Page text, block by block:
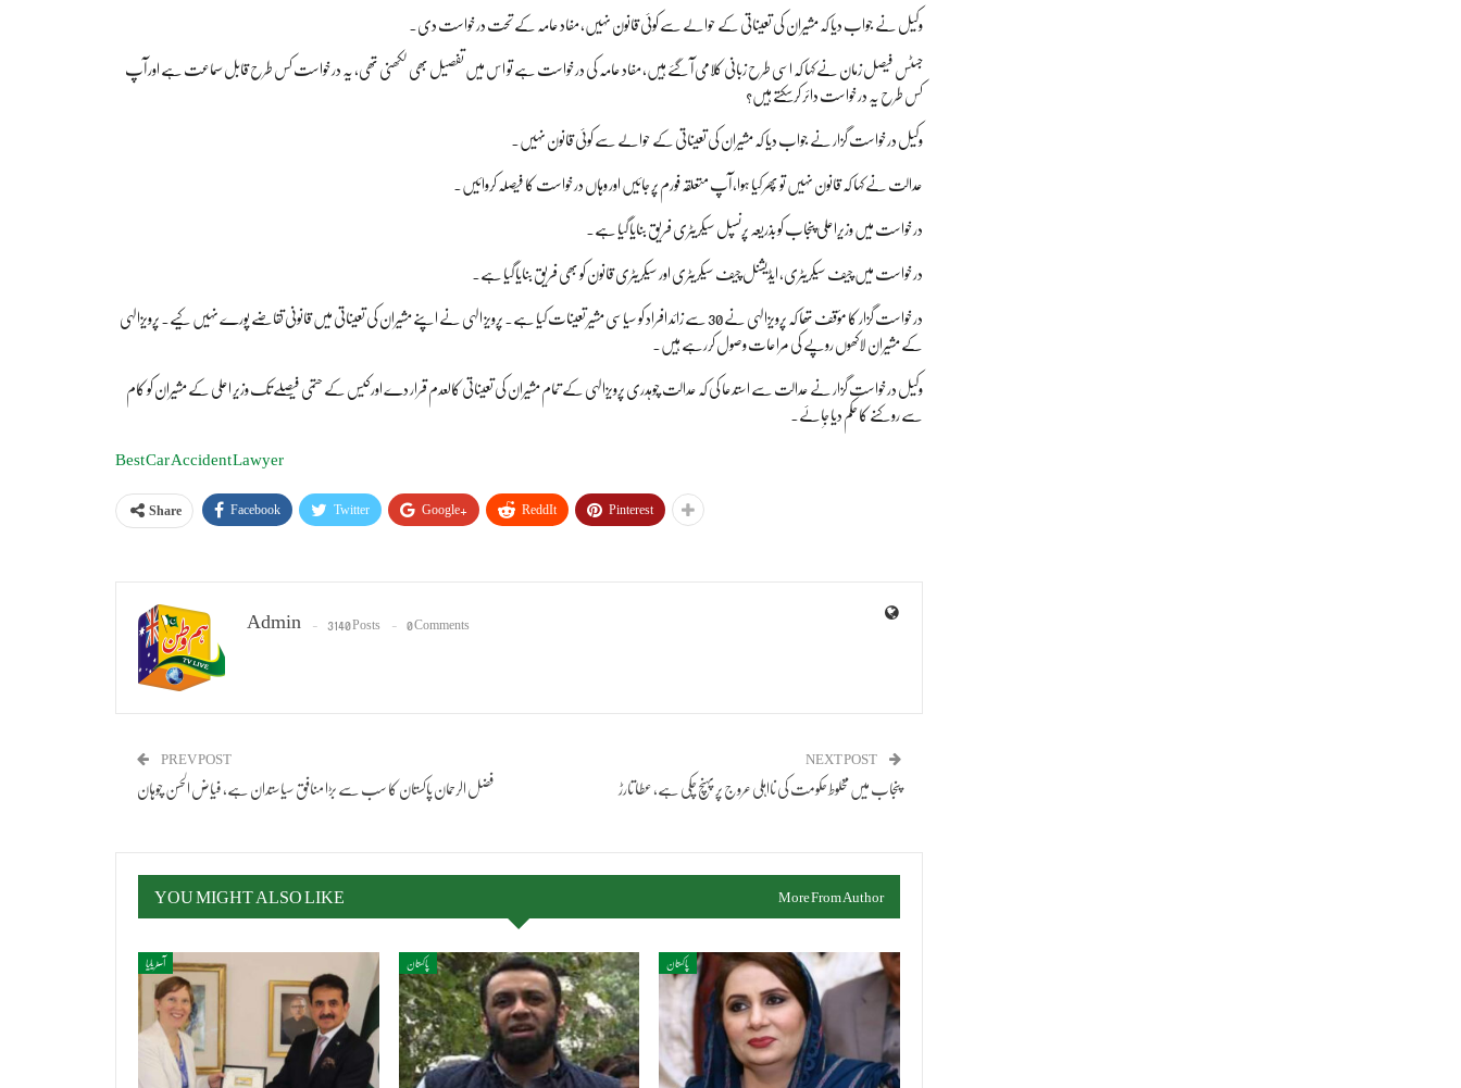
وکیل نے جواب دیا کہ مشیران کی تعیناتی کے حوالے سے کوئی قانون نہیں، مفاد عامہ کے تحت درخواست دی۔
جسٹس فیصل زمان نے کہا کہ اسی طرح زبانی کلامی آ گئے ہیں، مفاد عامہ کی درخواست ہے تو اس میں تفصیل بھی لکھنی تھی، یہ درخواست کس طرح قابل سماعت ہے اور آپ
کس طرح یہ درخواست دائر کرسکتے ہیں؟
وکیل درخواست گزار نے جواب دیا کہ مشیران کی تعیناتی کے حوالے سے کوئی قانون نہیں۔
عدالت نے کہا کہ قانون نہیں تو پھر کیا ہوا، آپ متعلقہ فورم پر جائیں اور وہاں درخواست کا فیصلہ کروائیں۔
درخواست میں وزیراعلی پنجاب کو بذریعہ پرنسپل سیکریٹری فریق بنایا گیا ہے۔
درخواست میں چیف سیکریٹری، ایڈیشنل چیف سیکریٹری اور سیکریٹری قانون کو بھی فریق بنایا گیا ہے۔
درخواست گزار کا مؤقف تھا کہ پرویزالہی نے 30 سے زائد افراد کو سیاسی مشیر تعینات کیا ہے۔ پرویز الہی نے اپنے مشیران کی تعیناتی میں قانونی تقاضے پورے نہیں کیے۔ پرویزالہی
کے مشیران لاکھوں روپے کی مراعات وصول کررہے ہیں۔
وکیل درخواست گزار نے عدالت سے استدعا کی کہ عدالت چوہدری پرویزالہی کے تمام مشیران کی تعیناتی کالعدم قرار دے اورکیس کے حتمی فیصلے تک وزیر اعلی کے مشیران کو کام
سے روکنے کا حکم دیا جاِئے۔
Best Car Accident Lawyer
Share Facebook Twitter Google+ ReddIt Pinterest
Admin 3140 Posts 0 Comments
PREV POST
فضل الرحمان پاکستان کا سب سے بڑا منافق سیاستدان ہے، فیاض الحسن چوہان
NEXT POST
پنجاب میں مخلوط حکومت کی نااہلی عروج پر پہنچ چکی ہے، عطا تارڑ
YOU MIGHT ALSO LIKE More From Author
آسٹریلیا پاکستان پاکستان